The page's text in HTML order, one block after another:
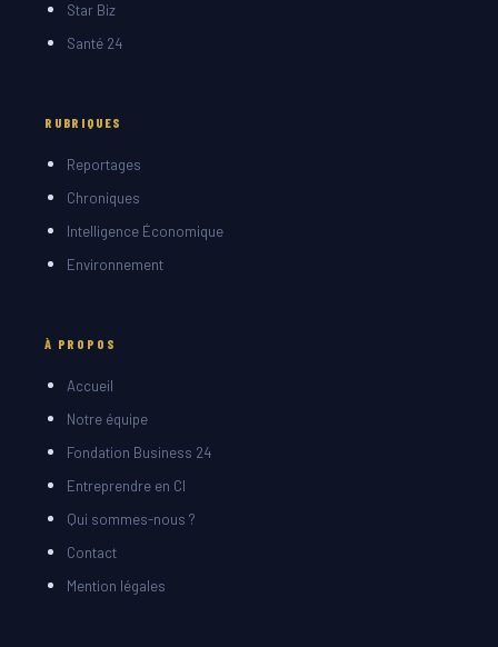
Star Biz
Santé 24
RUBRIQUES
Reportages
Chroniques
Intelligence Économique
Environnement
À PROPOS
Accueil
Notre équipe
Fondation Business 24
Entreprendre en CI
Qui sommes-nous ?
Contact
Mention légales